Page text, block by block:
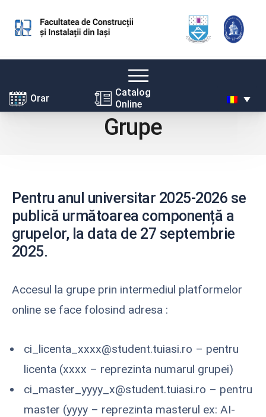
Skip
Orar
Catalog
Online
Grupe
Pentru anul universitar 2025-2026 se
publică următoarea componență a
grupelor, la data de 27 septembrie
2025.
Accesul la grupe prin intermediul platformelor
online se face folosind adresa :
ci_licenta_xxxx@student.tuiasi.ro – pentru
licenta (xxxx – reprezinta numarul grupei)
ci_master_yyyy_x@student.tuiasi.ro – pentru
master (yyyy – reprezinta masterul ex: AI-